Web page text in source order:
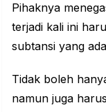
Pihaknya
terjadi kali ini
subtansi yang
Tidak boleh
namun juga